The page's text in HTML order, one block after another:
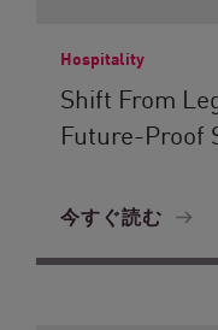
Hospitality
Shift From
Future-Proof
今すぐ読む